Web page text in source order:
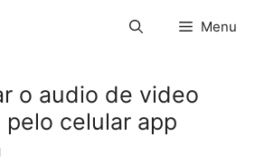
Menu
o audio de video
celular app